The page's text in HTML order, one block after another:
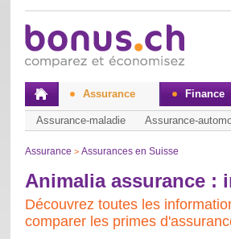
Assurance Finance
Assurance-maladie Assurance-
Assurance > Assurances en Suisse
Animalia assurance :
Découvrez toutes les
comparer les primes